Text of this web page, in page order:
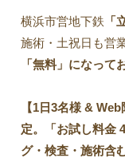
横浜市営地下鉄 「
施術・土祝日も営
「無料」になって
【1日3名様 &
定。「お試し料金
グ・検査・施術含む